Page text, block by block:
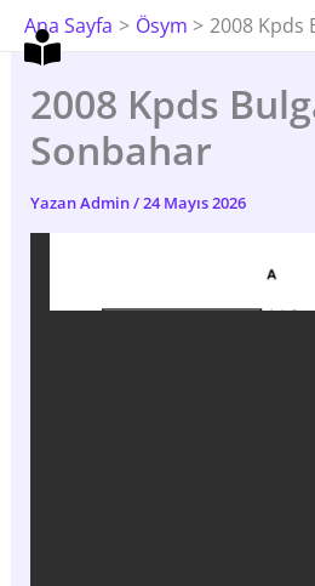
İçeriğe
Atla
Ana Sayfa Ösym 2008 Kpds
2008 Kpds
Sonbahar
YazanAdmin/24 Mayıs 2026